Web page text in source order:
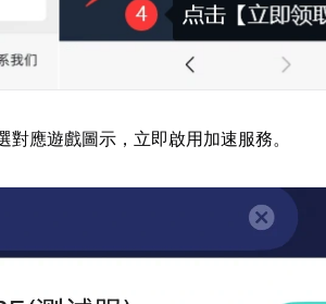
應遊戲圖示，立即啟用加速服務。